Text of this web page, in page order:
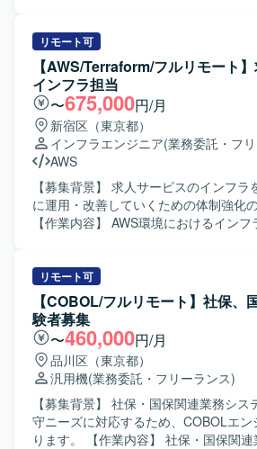
稼働を継続的に支えていただきます。 【求める人物像】 運
用保守を中心とした業務に腰を据えて
いただける方を求めています。既存シ
にキャッチアップしながら、責任感を
献していただける方が望ましいです。 【ポジションの魅
力】 食品会社向けの業務システムに携
識を深めながら安定した長期参画が見
以降の工程を継続的に経験できるため
スキルを着実に高めていくことができます。 【開
PHPを用いたサブシステムの運用保守
リモート可
【AWS/Terraform/フルリモート
インフラ担当
〜675,000円/月
新宿区（東京都）
インフラエンジニア(業務委託・フ
AWS
【募集背景】 求人サービスのインフ
に運用・改善していくための体制強化
【作業内容】 AWS環境におけるイン
スクを遂行する業務を担当していただきます。 【
物像】 自ら課題を発見し主体的に改善
めています。スピード感を持ってタス
感を持って業務を完遂できる方が望ましいです
ョンの魅力】 AWSを中心としたクラウ
築から改善まで幅広い工程を担当でき
ンジニアとしてのスキルを高いレベル
す。IaCを活用したモダンな環境で業
けます。 【開発環境】 AWSを中心としたクラウドインフラ
環境およびTerraformやTerragruntなど
リモート可
【COBOL/フルリモート】社保、
験者募集
〜460,000円/月
品川区（東京都）
汎用機(業務委託・フリーランス)
【募集背景】 社保・国保関連業務シ
守ニーズに対応するため、COBOLエ
ります。 【作業内容】 社保・国保関連業務システムにおけ